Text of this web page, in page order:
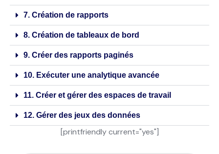
7. Création de rapports
8. Création de tableaux de bord
9. Créer des rapports paginés
10. Exécuter une analytique avancée
11. Créer et gérer des espaces de travail
12. Gérer des jeux des données
[printfriendly current="yes"]